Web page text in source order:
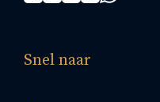
Snel naar